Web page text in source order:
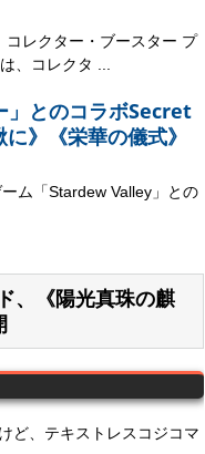
レクター・ブースター プ
、コレクタ ...
」とのコラボSecret
》《栄華の儀式》
ム「Stardew Valley」との
、《陽光真珠の麒
ど、テキストレスコジコマ